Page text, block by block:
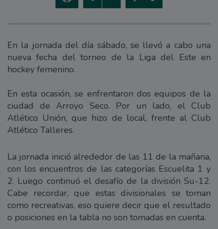
En la jornada del día sábado, se llevó a cabo una
nueva fecha del torneo de la Liga del Este en
hockey femenino.
En esta ocasión, se enfrentaron dos equipos de la
ciudad de Arroyo Seco. Por un lado, el Club
Atlético Unión, que hizo de local, frente al Club
Atlético Talleres.
La jornada inició alrededor de las 11 de la mañana,
con los encuentros de las categorías Escuelita 1 y
2. Luego continuó el desafío de la división Su-12.
Cabe recordar, que estas divisionales se toman
como recreativas, eso quiere decir que el resultado
o posiciones en la tabla no son tomadas en cuenta.